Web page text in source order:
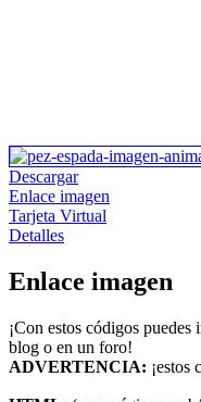
Descargar
Enlace imagen
Tarjeta Virtual
Detalles
Enlace imagen
¡Con estos códigos
blog o en un foro!
ADVERTENCIA: ¡estos